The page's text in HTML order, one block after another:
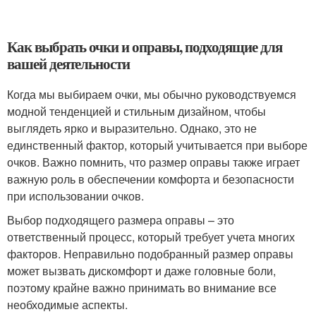
Как выбрать очки и оправы, подходящие для
вашей деятельности
Когда мы выбираем очки, мы обычно руководствуемся
модной тенденцией и стильным дизайном, чтобы
выглядеть ярко и выразительно. Однако, это не
единственный фактор, который учитывается при выборе
очков. Важно помнить, что размер оправы также играет
важную роль в обеспечении комфорта и безопасности
при использовании очков.
Выбор подходящего размера оправы – это
ответственный процесс, который требует учета многих
факторов. Неправильно подобранный размер оправы
может вызвать дискомфорт и даже головные боли,
поэтому крайне важно принимать во внимание все
необходимые аспекты.